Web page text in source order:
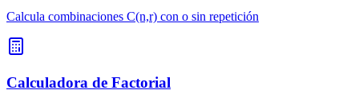
Calcula combinaciones C(n,r) con o sin repetición
Calculadora de Factorial